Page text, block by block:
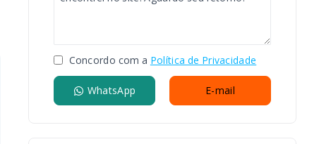
Concordo com a Política de Privacidade
WhatsApp E-mail